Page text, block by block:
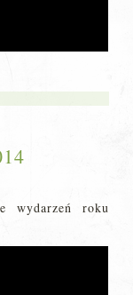
wydarzeń roku